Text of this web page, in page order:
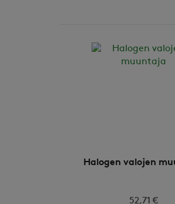
Halogen valojen
52,71 €